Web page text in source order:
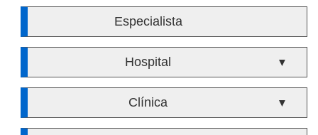
Especialista
Hospital ▼
Clínica ▼